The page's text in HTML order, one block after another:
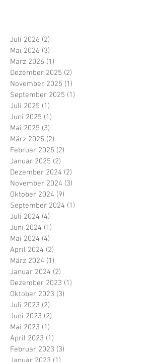
Juli 2026 (2)
Mai 2026 (3)
März 2026 (1)
Dezember 2025 (2)
November 2025 (1)
September 2025 (1)
Juli 2025 (1)
Juni 2025 (1)
Mai 2025 (3)
März 2025 (2)
Februar 2025 (2)
Januar 2025 (2)
Dezember 2024 (2)
November 2024 (3)
Oktober 2024 (9)
September 2024 (1)
Juli 2024 (4)
Juni 2024 (1)
Mai 2024 (4)
April 2024 (2)
März 2024 (1)
Januar 2024 (2)
Dezember 2023 (1)
Oktober 2023 (3)
Juli 2023 (2)
Juni 2023 (2)
Mai 2023 (1)
April 2023 (1)
Februar 2023 (3)